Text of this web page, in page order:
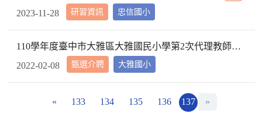
研習資訊 忠信國小
2023-11-28
甄選介聘
110學年度臺中市大雅區大雅國民小學第2次代理教師甄選第2次招考結果公告
大雅國小
2022-02-08
« 133 134 135 136 137 »